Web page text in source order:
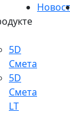
5D
Смета
5D
Смета
LT